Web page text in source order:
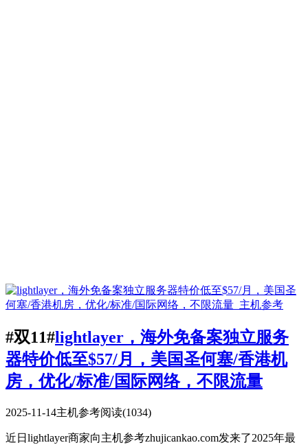
#双11#lightlayer，海外免备案独立服务
器特价低至$57/月，美国圣何塞/香港机
房，优化/标准/国际网络，不限流量
2025-11-14主机参考阅读(1034)
近日lightlayer商家向主机参考zhujicankao.com发来了2025年最